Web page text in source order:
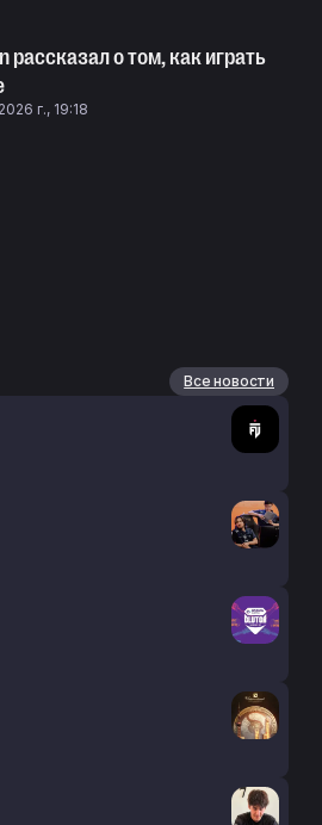
рассказал о том, как играть
г., 19:18
Все новости